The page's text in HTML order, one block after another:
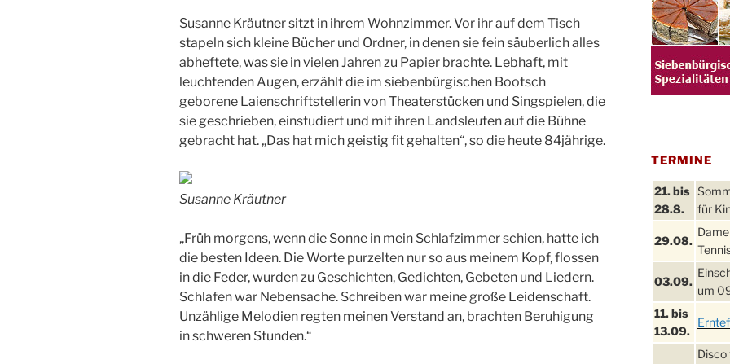
Susanne Kräutner sitzt in ihrem Wohnzimmer. Vor ihr auf dem Tisch
stapeln sich kleine Bücher und Ordner, in denen sie fein säuberlich alles
abheftete, was sie in vielen Jahren zu Papier brachte. Lebhaft, mit
leuchtenden Augen, erzählt die im siebenbürgischen Bootsch
geborene Laienschriftstellerin von Theaterstücken und Singspielen, die
sie geschrieben, einstudiert und mit ihren Landsleuten auf die Bühne
gebracht hat. „Das hat mich geistig fit gehalten“, so die heute 84jährige.
Susanne Kräutner
„Früh morgens, wenn die Sonne in mein Schlafzimmer schien, hatte ich
die besten Ideen. Die Worte purzelten nur so aus meinem Kopf, flossen
in die Feder, wurden zu Geschichten, Gedichten, Gebeten und Liedern.
Schlafen war Nebensache. Schreiben war meine große Leidenschaft.
Unzählige Melodien regten meinen Verstand an, brachten Beruhigung
in schweren Stunden.“
TERMINE
21. bis
28.8.
für
29.08.
03.09.
um
11. bis
13.09.
Disco